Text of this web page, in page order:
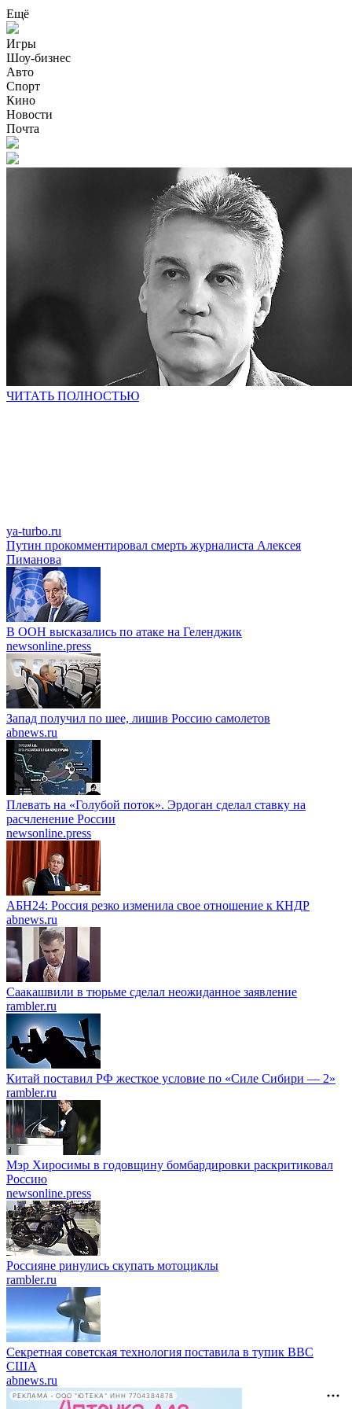
Ещё
Игры
Шоу-бизнес
Авто
Спорт
Кино
Новости
Почта
ЧИТАТЬ ПОЛНОСТЬЮ
ya-turbo.ru
Путин прокомментировал смерть журналиста Алексея
Пиманова
В ООН высказались по атаке на Геленджик
newsonline.press
Запад получил по шее, лишив Россию самолетов
abnews.ru
Плевать на «Голубой поток». Эрдоган сделал ставку на
расчленение России
newsonline.press
АБН24: Россия резко изменила свое отношение к КНДР
abnews.ru
Саакашвили в тюрьме сделал неожиданное заявление
rambler.ru
Китай поставил РФ жесткое условие по «Силе Сибири — 2»
rambler.ru
Мэр Хиросимы в годовщину бомбардировки раскритиковал
Россию
newsonline.press
Россияне ринулись скупать мотоциклы
rambler.ru
Секретная советская технология поставила в тупик ВВС
США
abnews.ru
РЕКЛАМА • ООО "ЮТЕКА" ИНН 7704384878